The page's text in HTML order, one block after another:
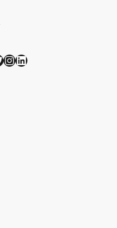
InstagramLinkedIn